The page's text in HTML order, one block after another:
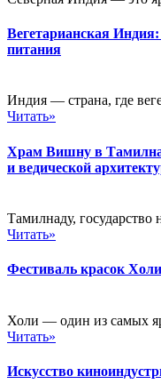
Вегетарианская
питания
Индия — страна, где
Читать»
Храм Вишну в
и ведической
Тамилнаду,
Читать»
Фестиваль красок
Холи — один из самых
Читать»
Искусство